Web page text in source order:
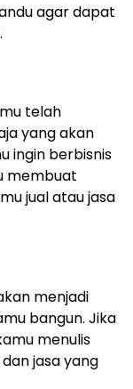
agar dapat
telah
yang akan
ingin berbisnis
membuat
jual atau jasa
menjadi
bangun. Jika
menulis
jasa yang